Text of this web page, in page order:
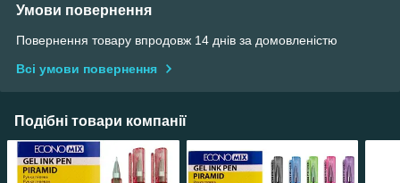
Умови повернення
Повернення товару впродовж 14 днів за домовленістю
Всі умови повернення
Подібні товари компанії